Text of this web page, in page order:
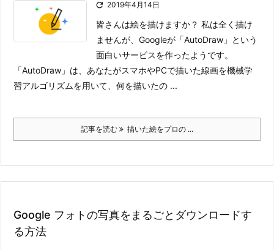
 2019年4月14日
皆さんは絵を描けますか？ 私は全く描け
ませんが、Googleが「AutoDraw」という
面白いサービスを作ったようです。
「AutoDraw」は、あなたがスマホやPCで描いた線画を機械学
習アルゴリズムを用いて、何を描いたの ...
記事を読む 描いた絵をプロの ...
Google フォトの写真をまるごとダウンロードす
る方法